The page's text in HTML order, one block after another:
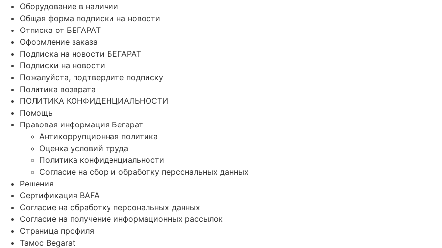
Оборудование в наличии
Общая форма подписки на новости
Отписка от БЕГАРАТ
Оформление заказа
Подписка на новости БЕГАРАТ
Подписки на новости
Пожалуйста, подтвердите подписку
Политика возврата
ПОЛИТИКА КОНФИДЕНЦИАЛЬНОСТИ
Помощь
Правовая информация Бегарат
Антикоррупционная политика
Оценка условий труда
Политика конфиденциальности
Согласие на сбор и обработку персональных данных
Решения
Сертификация BAFA
Согласие на обработку персональных данных
Согласие на получение информационных рассылок
Страница профиля
Тамос Begarat